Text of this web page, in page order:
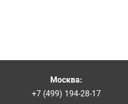
Москва:
+7 (499) 194-28-17